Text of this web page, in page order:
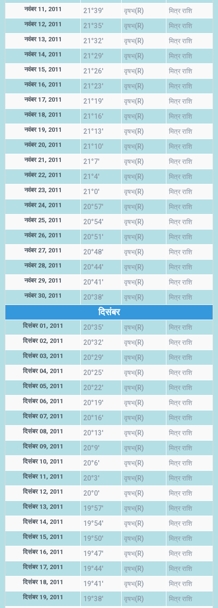
नवंबर 11, 2011 21°39' वृषभ(R) मित्र राशि
नवंबर 12, 2011 21°35' वृषभ(R) मित्र राशि
नवंबर 13, 2011 21°32' वृषभ(R) मित्र राशि
नवंबर 14, 2011 21°29' वृषभ(R) मित्र राशि
नवंबर 15, 2011 21°26' वृषभ(R) मित्र राशि
नवंबर 16, 2011 21°23' वृषभ(R) मित्र राशि
नवंबर 17, 2011 21°19' वृषभ(R) मित्र राशि
नवंबर 18, 2011 21°16' वृषभ(R) मित्र राशि
नवंबर 19, 2011 21°13' वृषभ(R) मित्र राशि
नवंबर 20, 2011 21°10' वृषभ(R) मित्र राशि
नवंबर 21, 2011 21°7' वृषभ(R) मित्र राशि
नवंबर 22, 2011 21°4' वृषभ(R) मित्र राशि
नवंबर 23, 2011 21°0' वृषभ(R) मित्र राशि
नवंबर 24, 2011 20°57' वृषभ(R) मित्र राशि
नवंबर 25, 2011 20°54' वृषभ(R) मित्र राशि
नवंबर 26, 2011 20°51' वृषभ(R) मित्र राशि
नवंबर 27, 2011 20°48' वृषभ(R) मित्र राशि
नवंबर 28, 2011 20°44' वृषभ(R) मित्र राशि
नवंबर 29, 2011 20°41' वृषभ(R) मित्र राशि
नवंबर 30, 2011 20°38' वृषभ(R) मित्र राशि
दिसंबर
दिसंबर 01, 2011 20°35' वृषभ(R) मित्र राशि
दिसंबर 02, 2011 20°32' वृषभ(R) मित्र राशि
दिसंबर 03, 2011 20°29' वृषभ(R) मित्र राशि
दिसंबर 04, 2011 20°25' वृषभ(R) मित्र राशि
दिसंबर 05, 2011 20°22' वृषभ(R) मित्र राशि
दिसंबर 06, 2011 20°19' वृषभ(R) मित्र राशि
दिसंबर 07, 2011 20°16' वृषभ(R) मित्र राशि
दिसंबर 08, 2011 20°13' वृषभ(R) मित्र राशि
दिसंबर 09, 2011 20°9' वृषभ(R) मित्र राशि
दिसंबर 10, 2011 20°6' वृषभ(R) मित्र राशि
दिसंबर 11, 2011 20°3' वृषभ(R) मित्र राशि
दिसंबर 12, 2011 20°0' वृषभ(R) मित्र राशि
दिसंबर 13, 2011 19°57' वृषभ(R) मित्र राशि
दिसंबर 14, 2011 19°54' वृषभ(R) मित्र राशि
दिसंबर 15, 2011 19°50' वृषभ(R) मित्र राशि
दिसंबर 16, 2011 19°47' वृषभ(R) मित्र राशि
दिसंबर 17, 2011 19°44' वृषभ(R) मित्र राशि
दिसंबर 18, 2011 19°41' वृषभ(R) मित्र राशि
दिसंबर 19, 2011 19°38' वृषभ(R) मित्र राशि